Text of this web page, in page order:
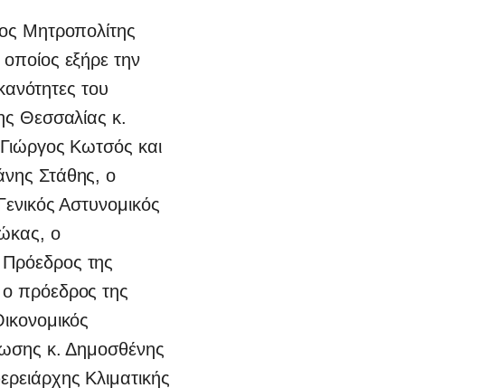
Μητροπολίτης
εξήρε την
του
Θεσσαλίας κ.
Κωτσός και
Στάθης, ο
Αστυνομικός
ο
της
πρόεδρος της
κ. Δημοσθένης
Κλιματικής